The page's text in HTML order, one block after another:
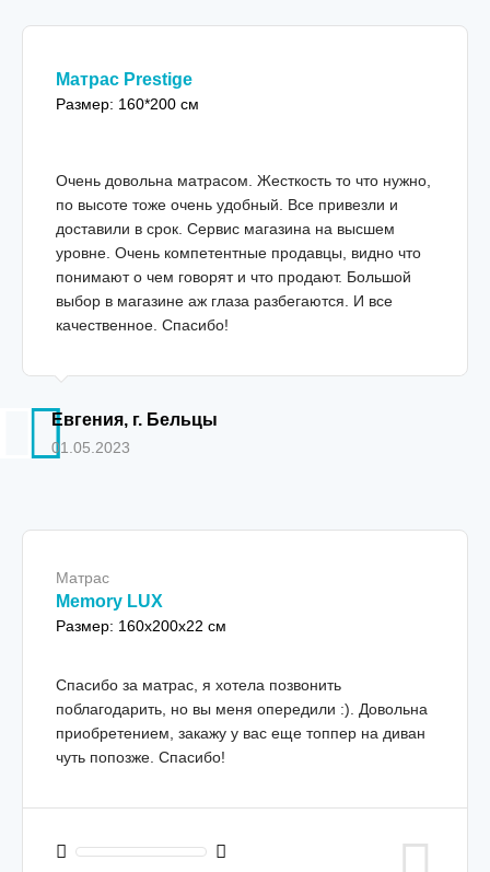
Матрас Prestige
Размер: 160*200 см
Очень довольна матрасом. Жесткость то что нужно,
по высоте тоже очень удобный. Все привезли и
доставили в срок. Сервис магазина на высшем
уровне. Очень компетентные продавцы, видно что
понимают о чем говорят и что продают. Большой
выбор в магазине аж глаза разбегаются. И все
качественное. Спасибо!
Евгения, г. Бельцы
01.05.2023
Матрас
Memory LUX
Размер: 160x200x22 см
Спасибо за матрас, я хотела позвонить
поблагодарить, но вы меня опередили :). Довольна
приобретением, закажу у вас еще топпер на диван
чуть попозже. Спасибо!